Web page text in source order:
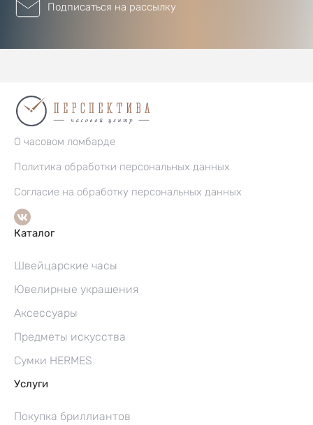
Подписаться на рассылку
О часовом ломбарде
Политика обработки персональных данных
Согласие на обработку персональных данных
Каталог
Швейцарские часы
Ювелирные украшения
Аксессуары
Предметы искусства
Сумки HERMES
Услуги
Покупка бриллиантов